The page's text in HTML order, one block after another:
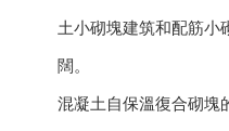
土小砌塊建筑和配筋小
闊。
混凝土自保溫復合砌塊